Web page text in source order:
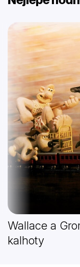
Wallace a
kalhoty